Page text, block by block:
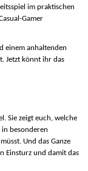
im praktischen
Gamer
einem anhaltenden
Jetzt könnt ihr das
Sie zeigt euch, welche
besonderen
Und das Ganze
Einsturz und damit das